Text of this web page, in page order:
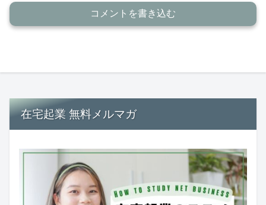
コメントを書き込む
在宅起業 無料メルマガ